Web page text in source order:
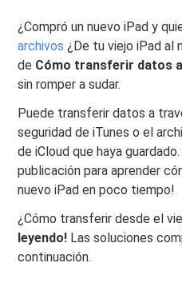
¿Compró un nuevo iPad y
archivos ¿De tu viejo iPad al
de Cómo transferir datos
sin romper a sudar.
Puede transferir datos a
seguridad de iTunes o el
de iCloud que haya
publicación para aprender
nuevo iPad en poco tiempo!
¿Cómo transferir desde el
leyendo! Las soluciones
continuación.